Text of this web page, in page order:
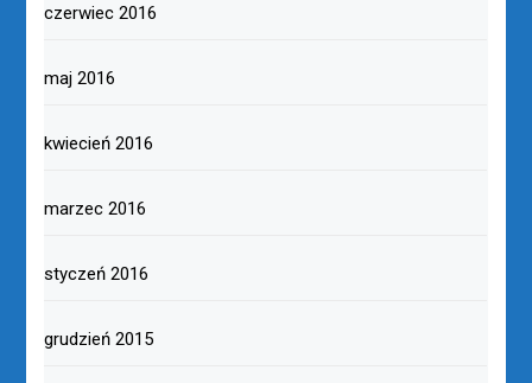
czerwiec 2016
maj 2016
kwiecień 2016
marzec 2016
styczeń 2016
grudzień 2015